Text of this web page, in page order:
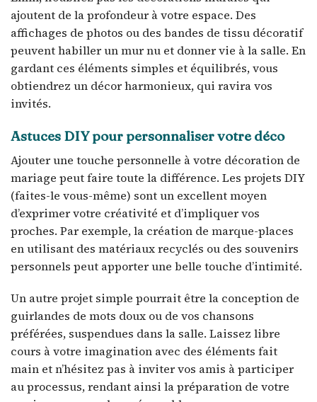
ajoutent de la profondeur à votre espace. Des
affichages de photos ou des bandes de tissu décoratif
peuvent habiller un mur nu et donner vie à la salle. En
gardant ces éléments simples et équilibrés, vous
obtiendrez un décor harmonieux, qui ravira vos
invités.
Astuces DIY pour personnaliser votre déco
Ajouter une touche personnelle à votre décoration de
mariage peut faire toute la différence. Les projets DIY
(faites-le vous-même) sont un excellent moyen
d’exprimer votre créativité et d’impliquer vos
proches. Par exemple, la création de marque-places
en utilisant des matériaux recyclés ou des souvenirs
personnels peut apporter une belle touche d’intimité.
Un autre projet simple pourrait être la conception de
guirlandes de mots doux ou de vos chansons
préférées, suspendues dans la salle. Laissez libre
cours à votre imagination avec des éléments fait
main et n’hésitez pas à inviter vos amis à participer
au processus, rendant ainsi la préparation de votre